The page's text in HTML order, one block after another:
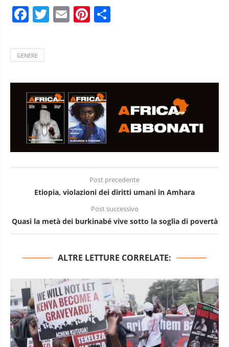
Facebook
Twitter
EmailPinterest
GENERE
Post precedente
Etiopia, violazioni dei diritti umani in Amhara
Post successivo
Quasi la metà dei burkinabé vive sotto la soglia di povertà
ALTRE LETTURE CORRELATE: